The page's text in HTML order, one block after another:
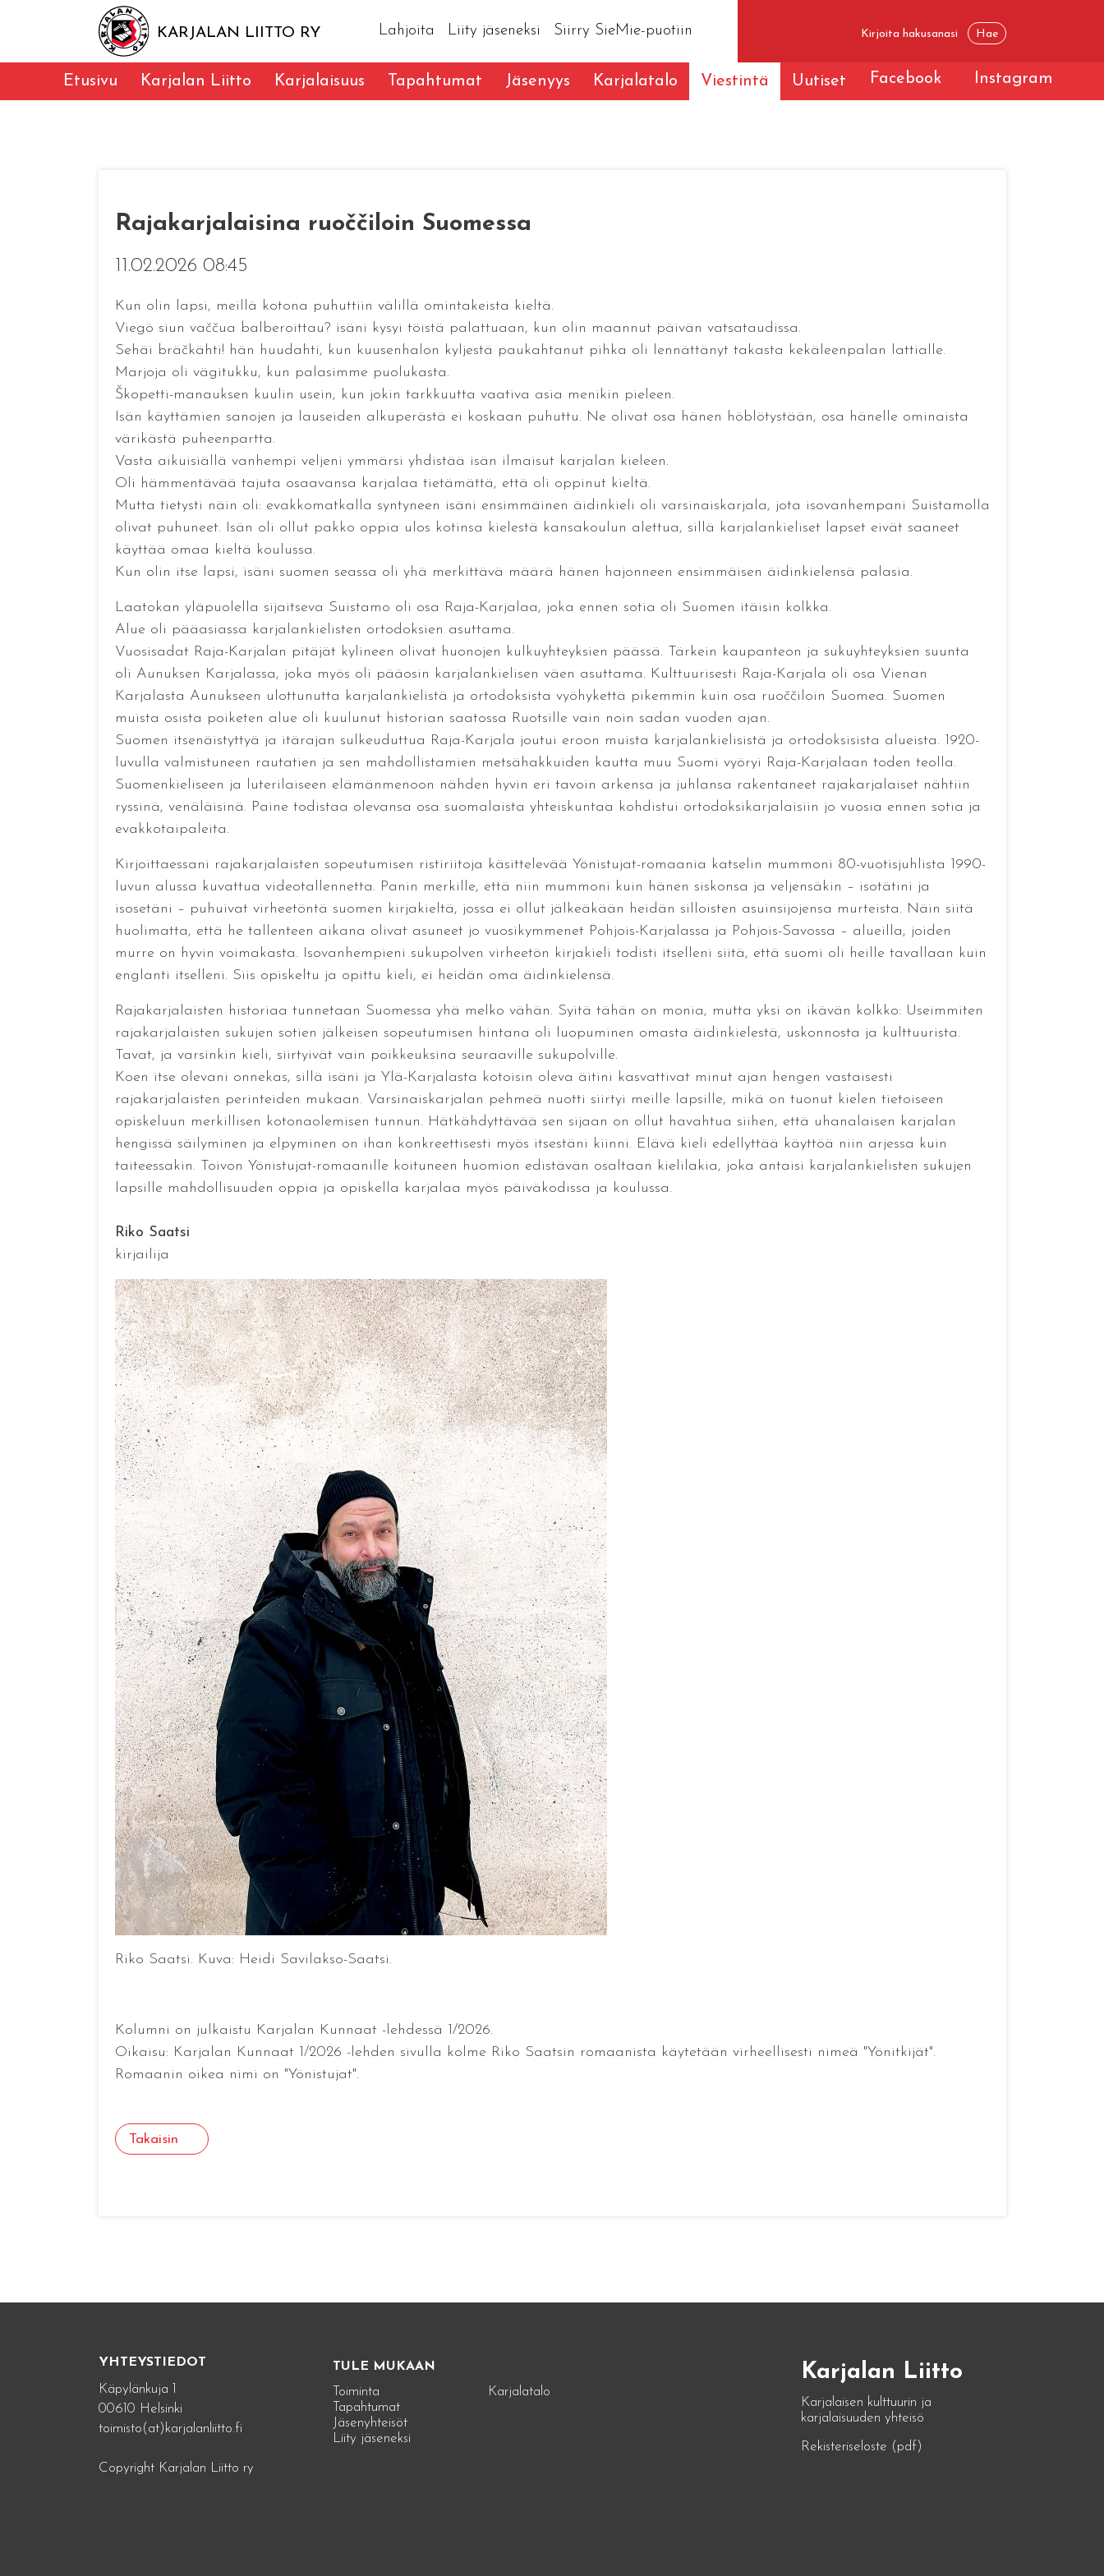
KARJALAN LIITTO RY Lahjoita Liity jäseneksi Siirry SieMie-puotiin
Etusivu Karjalan Liitto Karjalaisuus Tapahtumat Jäsenyys Karjalatalo Viestintä Uutiset Facebook Instagram
Rajakarjalaisina ruoččiloin Suomessa
11.02.2026 08:45
Kun olin lapsi, meillä kotona puhuttiin välillä omintakeista kieltä.
Viegö siun vaččua balberoittau? isäni kysyi töistä palattuaan, kun olin maannut päivän vatsataudissa.
Sehäi bräčkähti! hän huudahti, kun kuusenhalon kyljestä paukahtanut pihka oli lennättänyt takasta kekäleenpalan lattialle.
Marjoja oli vägitukku, kun palasimme puolukasta.
Škopetti-manauksen kuulin usein, kun jokin tarkkuutta vaativa asia menikin pieleen.
Isän käyttämien sanojen ja lauseiden alkuperästä ei koskaan puhuttu. Ne olivat osa hänen höblötystään, osa hänelle ominaista
värikästä puheenpartta.
Vasta aikuisiällä vanhempi veljeni ymmärsi yhdistää isän ilmaisut karjalan kieleen.
Oli hämmentävää tajuta osaavansa karjalaa tietämättä, että oli oppinut kieltä.
Mutta tietysti näin oli: evakkomatkalla syntyneen isäni ensimmäinen äidinkieli oli varsinaiskarjala, jota isovanhempani Suistamolla
olivat puhuneet. Isän oli ollut pakko oppia ulos kotinsa kielestä kansakoulun alettua, sillä karjalankieliset lapset eivät saaneet
käyttää omaa kieltä koulussa.
Kun olin itse lapsi, isäni suomen seassa oli yhä merkittävä määrä hänen hajonneen ensimmäisen äidinkielensä palasia.
Laatokan yläpuolella sijaitseva Suistamo oli osa Raja-Karjalaa, joka ennen sotia oli Suomen itäisin kolkka.
Alue oli pääasiassa karjalankielisten ortodoksien asuttama.
Vuosisadat Raja-Karjalan pitäjät kylineen olivat huonojen kulkuyhteyksien päässä. Tärkein kaupanteon ja sukuyhteyksien suunta
oli Aunuksen Karjalassa, joka myös oli pääosin karjalankielisen väen asuttama. Kulttuurisesti Raja-Karjala oli osa Vienan
Karjalasta Aunukseen ulottunutta karjalankielistä ja ortodoksista vyöhykettä pikemmin kuin osa ruoččiloin Suomea. Suomen
muista osista poiketen alue oli kuulunut historian saatossa Ruotsille vain noin sadan vuoden ajan.
Suomen itsenäistyttyä ja itärajan sulkeuduttua Raja-Karjala joutui eroon muista karjalankielisistä ja ortodoksisista alueista. 1920-
luvulla valmistuneen rautatien ja sen mahdollistamien metsähakkuiden kautta muu Suomi vyöryi Raja-Karjalaan toden teolla.
Suomenkieliseen ja luterilaiseen elämänmenoon nähden hyvin eri tavoin arkensa ja juhlansa rakentaneet rajakarjalaiset nähtiin
ryssinä, venäläisinä. Paine todistaa olevansa osa suomalaista yhteiskuntaa kohdistui ortodoksikarjalaisiin jo vuosia ennen sotia ja
evakkotaipaleita.
Kirjoittaessani rajakarjalaisten sopeutumisen ristiriitoja käsittelevää Yönistujat-romaania katselin mummoni 80-vuotisjuhlista 1990-
luvun alussa kuvattua videotallennetta. Panin merkille, että niin mummoni kuin hänen siskonsa ja veljensäkin – isotätini ja
isosetäni – puhuivat virheetöntä suomen kirjakieltä, jossa ei ollut jälkeäkään heidän silloisten asuinsijojensa murteista. Näin siitä
huolimatta, että he tallenteen aikana olivat asuneet jo vuosikymmenet Pohjois-Karjalassa ja Pohjois-Savossa – alueilla, joiden
murre on hyvin voimakasta. Isovanhempieni sukupolven virheetön kirjakieli todisti itselleni siitä, että suomi oli heille tavallaan kuin
englanti itselleni. Siis opiskeltu ja opittu kieli, ei heidän oma äidinkielensä.
Rajakarjalaisten historiaa tunnetaan Suomessa yhä melko vähän. Syitä tähän on monia, mutta yksi on ikävän kolkko: Useimmiten
rajakarjalaisten sukujen sotien jälkeisen sopeutumisen hintana oli luopuminen omasta äidinkielestä, uskonnosta ja kulttuurista.
Tavat, ja varsinkin kieli, siirtyivät vain poikkeuksina seuraaville sukupolville.
Koen itse olevani onnekas, sillä isäni ja Ylä-Karjalasta kotoisin oleva äitini kasvattivat minut ajan hengen vastaisesti
rajakarjalaisten perinteiden mukaan. Varsinaiskarjalan pehmeä nuotti siirtyi meille lapsille, mikä on tuonut kielen tietoiseen
opiskeluun merkillisen kotonaolemisen tunnun. Hätkähdyttävää sen sijaan on ollut havahtua siihen, että uhanalaisen karjalan
hengissä säilyminen ja elpyminen on ihan konkreettisesti myös itsestäni kiinni. Elävä kieli edellyttää käyttöä niin arjessa kuin
taiteessakin. Toivon Yönistujat-romaanille koituneen huomion edistävän osaltaan kielilakia, joka antaisi karjalankielisten sukujen
lapsille mahdollisuuden oppia ja opiskella karjalaa myös päiväkodissa ja koulussa.
Riko Saatsi
kirjailija
Riko Saatsi. Kuva: Heidi Savilakso-Saatsi.
Kolumni on julkaistu Karjalan Kunnaat -lehdessä 1/2026.
Oikaisu: Karjalan Kunnaat 1/2026 -lehden sivulla kolme Riko Saatsin romaanista käytetään virheellisesti nimeä "Yönitkijät".
Romaanin oikea nimi on "Yönistujat".
Takaisin
YHTEYSTIEDOT
Käpylänkuja 1
00610 Helsinki
toimisto(at)karjalanliitto.fi
Copyright Karjalan Liitto ry
TULE MUKAAN
Toiminta
Tapahtumat
Jäsenyhteisöt
Liity jäseneksi
Karjalatalo
Karjalan Liitto
Karjalaisen kulttuurin ja
karjalaisuuden yhteisö
Rekisteriseloste (pdf)